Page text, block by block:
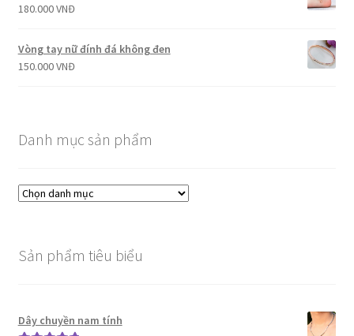
180.000VNĐ
Vòng tay nữ đính đá không đen
150.000VNĐ
Danh mục sản phẩm
Sản phẩm tiêu biểu
Dây chuyền nam tính